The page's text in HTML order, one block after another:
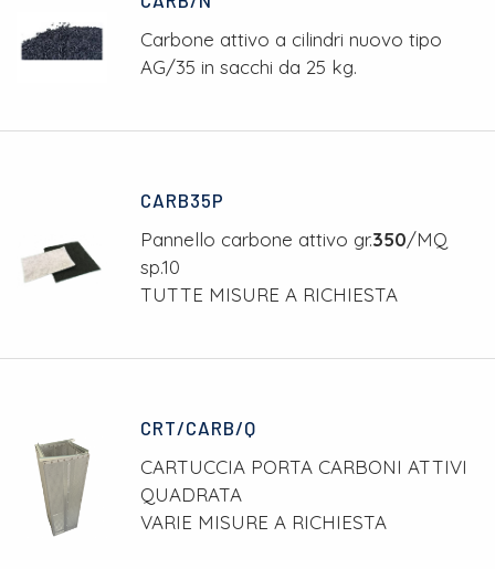
Carbone attivo a cilindri nuovo tipo
AG/35 in sacchi da 25 kg.
CARB35P
Pannello carbone attivo gr.350/MQ
sp.10
TUTTE MISURE A RICHIESTA
CRT/CARB/Q
CARTUCCIA PORTA CARBONI ATTIVI
QUADRATA
VARIE MISURE A RICHIESTA